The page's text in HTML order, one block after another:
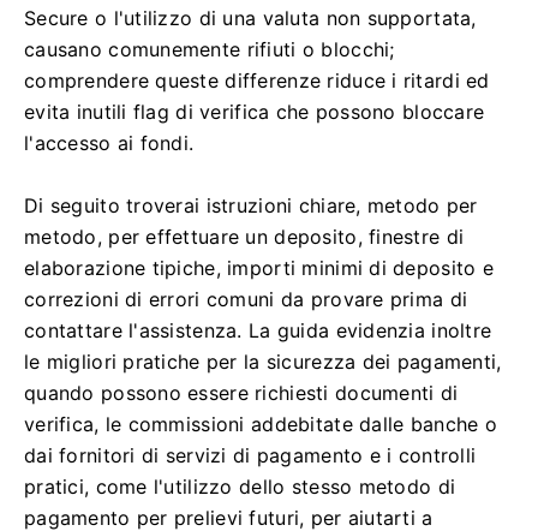
Secure o l'utilizzo di una valuta non supportata,
causano comunemente rifiuti o blocchi;
comprendere queste differenze riduce i ritardi ed
evita inutili flag di verifica che possono bloccare
l'accesso ai fondi.
Di seguito troverai istruzioni chiare, metodo per
metodo, per effettuare un deposito, finestre di
elaborazione tipiche, importi minimi di deposito e
correzioni di errori comuni da provare prima di
contattare l'assistenza. La guida evidenzia inoltre
le migliori pratiche per la sicurezza dei pagamenti,
quando possono essere richiesti documenti di
verifica, le commissioni addebitate dalle banche o
dai fornitori di servizi di pagamento e i controlli
pratici, come l'utilizzo dello stesso metodo di
pagamento per prelievi futuri, per aiutarti a